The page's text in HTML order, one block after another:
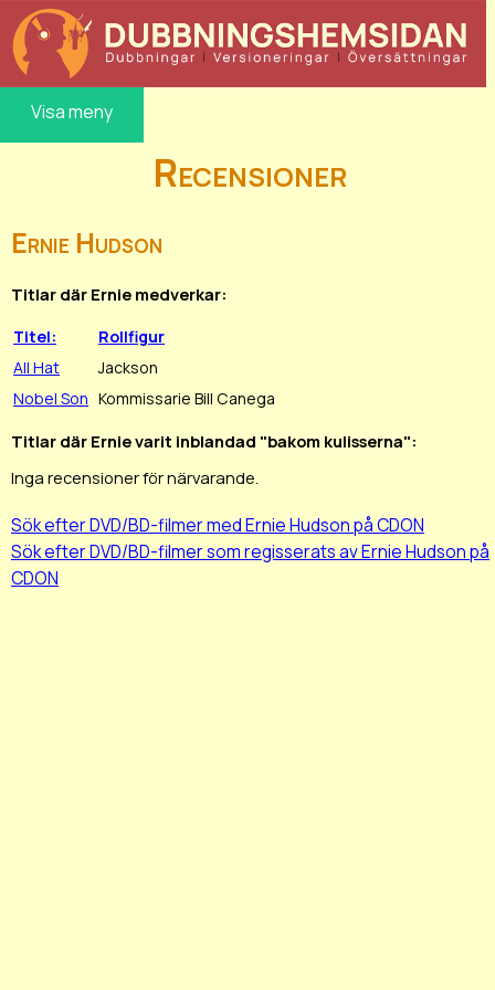
Visa meny
Recensioner
Ernie Hudson
Titlar där Ernie medverkar:
Titel:
Rollfigur
All Hat
Jackson
Nobel Son Kommissarie Bill Canega
Titlar där Ernie varit inblandad "bakom kulisserna":
Inga recensioner för närvarande.
Sök efter DVD/BD-filmer med Ernie Hudson på CDON
Sök efter DVD/BD-filmer som regisserats av Ernie Hudson på
CDON